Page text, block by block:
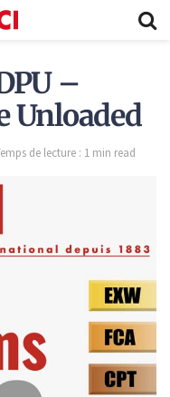
–
Unloaded
de lecture : 1 min read